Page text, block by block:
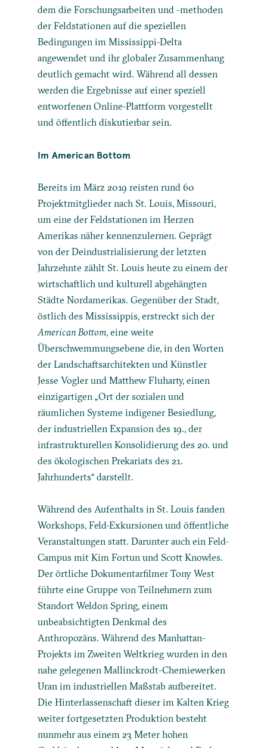
dem die Forschungsarbeiten und -methoden
der Feldstationen auf die speziellen
Bedingungen im Mississippi-Delta
angewendet und ihr globaler Zusammenhang
deutlich gemacht wird. Während all dessen
werden die Ergebnisse auf einer speziell
entworfenen Online-Plattform vorgestellt
und öffentlich diskutierbar sein.
Im American Bottom
Bereits im März 2019 reisten rund 60
Projektmitglieder nach St. Louis, Missouri,
um eine der Feldstationen im Herzen
Amerikas näher kennenzulernen. Geprägt
von der Deindustrialisierung der letzten
Jahrzehnte zählt St. Louis heute zu einem der
wirtschaftlich und kulturell abgehängten
Städte Nordamerikas. Gegenüber der Stadt,
östlich des Mississippis, erstreckt sich der
American Bottom, eine weite
Überschwemmungsebene die, in den Worten
der Landschaftsarchitekten und Künstler
Jesse Vogler und Matthew Fluharty, einen
einzigartigen „Ort der sozialen und
räumlichen Systeme indigener Besiedlung,
der industriellen Expansion des 19., der
infrastrukturellen Konsolidierung des 20. und
des ökologischen Prekariats des 21.
Jahrhunderts“ darstellt.
Während des Aufenthalts in St. Louis fanden
Workshops, Feld-Exkursionen und öffentliche
Veranstaltungen statt. Darunter auch ein Feld-
Campus mit Kim Fortun und Scott Knowles.
Der örtliche Dokumentarfilmer Tony West
führte eine Gruppe von Teilnehmern zum
Standort Weldon Spring, einem
unbeabsichtigten Denkmal des
Anthropozäns. Während des Manhattan-
Projekts im Zweiten Weltkrieg wurden in den
nahe gelegenen Mallinckrodt-Chemiewerken
Uran im industriellen Maßstab aufbereitet.
Die Hinterlassenschaft dieser im Kalten Krieg
weiter fortgesetzten Produktion besteht
nunmehr aus einem 23 Meter hohen